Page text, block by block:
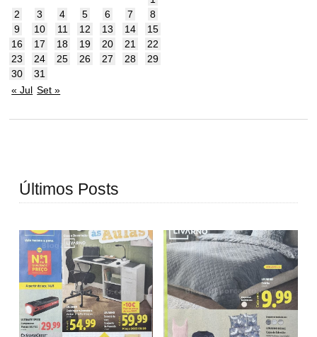
2
3 4 5 6 7
8
9
10 11 12 13 14
15
16
17 18 19 20 21
22
23
24 25 26 27 28
29
30
31
« Jul Set »
Últimos Posts